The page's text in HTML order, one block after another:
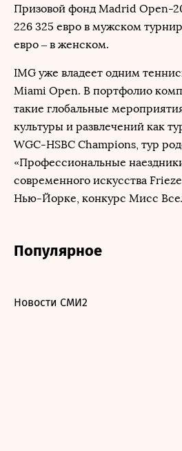
Призовой фонд Madrid Open-
226 325 евро в мужском
евро – в женском.
IMG уже владеет одним
Miami Open. В портфолио
такие глобальные
культуры и развлечений как
WGC-HSBC Champions, тур
«Профессиональные
современного искусства
Нью-Йорке, конкурс Мисс
Популярное
Новости СМИ2